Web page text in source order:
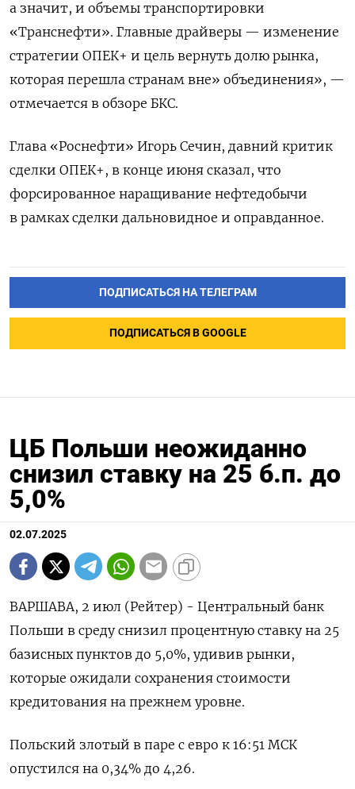
а значит, и объемы транспортировки
«Транснефти». Главные драйверы — изменение
стратегии ОПЕК+ и цель вернуть долю рынка,
которая перешла странам вне» объединения», —
отмечается в обзоре БКС.
Глава «Роснефти» Игорь Сечин, давний критик
сделки ОПЕК+, в конце июня сказал, что
форсированное наращивание нефтедобычи
в рамках сделки дальновидное и оправданное.
ПОДПИСАТЬСЯ НА ТЕЛЕГРАМ
ПОДПИСАТЬСЯ В GOOGLE
ЦБ Польши неожиданно
снизил ставку на 25 б.п. до
5,0%
02.07.2025
ВАРШАВА, 2 июл (Рейтер) - Центральный банк
Польши в среду снизил процентную ставку на 25
базисных пунктов до 5,0%, удивив рынки,
которые ожидали сохранения стоимости
кредитования на прежнем уровне.
Польский злотый в паре с евро к 16:51 МСК
опустился на 0,34% до 4,26.